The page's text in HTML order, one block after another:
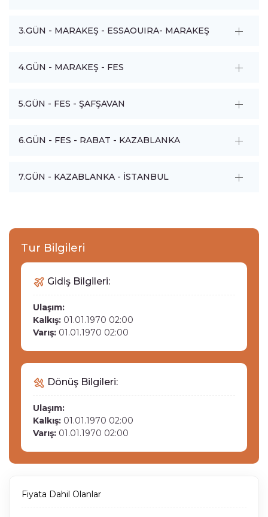
3.GÜN - MARAKEŞ - ESSAOUIRA- MARAKEŞ
4.GÜN - MARAKEŞ - FES
5.GÜN - FES - ŞAFŞAVAN
6.GÜN - FES - RABAT - KAZABLANKA
7.GÜN - KAZABLANKA - İSTANBUL
Tur Bilgileri
Gidiş Bilgileri:
Ulaşım:
Kalkış: 01.01.1970 02:00
Varış: 01.01.1970 02:00
Dönüş Bilgileri:
Ulaşım:
Kalkış: 01.01.1970 02:00
Varış: 01.01.1970 02:00
Fiyata Dahil Olanlar